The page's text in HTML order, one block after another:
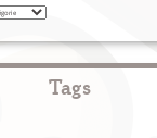
Tags